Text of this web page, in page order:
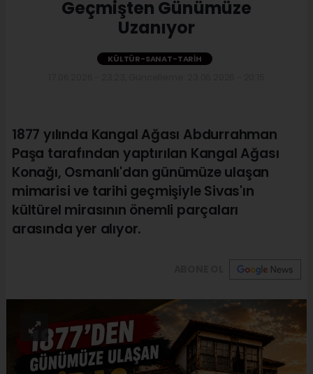
Geçmişten Günümüze
Uzanıyor
KÜLTÜR-SANAT-TARIH
1877 yılında Kangal Ağası Abdurrahman
Paşa tarafından yaptırılan Kangal Ağası
Konağı, Osmanlı'dan günümüze ulaşan
mimarisi ve tarihi geçmişiyle Sivas'ın
kültürel mirasının önemli parçaları
arasında yer alıyor.